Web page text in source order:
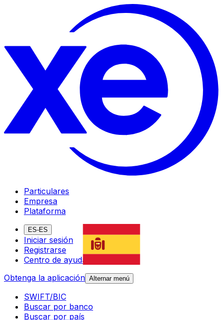
Particulares
Empresa
Plataforma
ES-ES
Iniciar sesión
Registrarse
Centro de ayuda
Obtenga la aplicación Alternar menú
SWIFT/BIC
Buscar por banco
Buscar por país